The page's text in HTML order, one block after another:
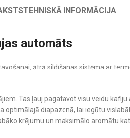
TEHNISKĀ INFORMĀCIJA
automāts
ātrā sildīšanas sistēma ar
Tas ļauj pagatavot visu veidu
diapazonā, lai iegūtu
krējumu un maksimālo aromātu